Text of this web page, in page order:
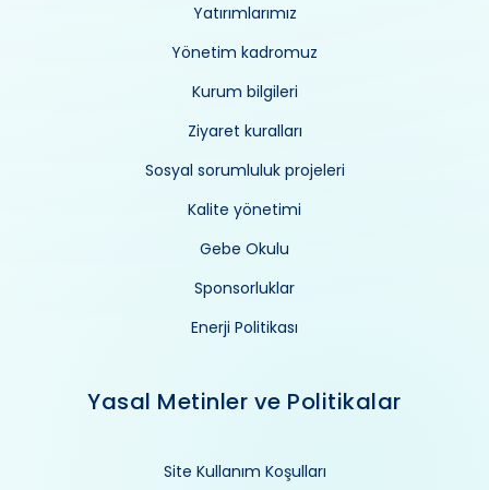
Yatırımlarımız
Yönetim kadromuz
Kurum bilgileri
Ziyaret kuralları
Sosyal sorumluluk projeleri
Kalite yönetimi
Gebe Okulu
Sponsorluklar
Enerji Politikası
Yasal Metinler ve Politikalar
Site Kullanım Koşulları